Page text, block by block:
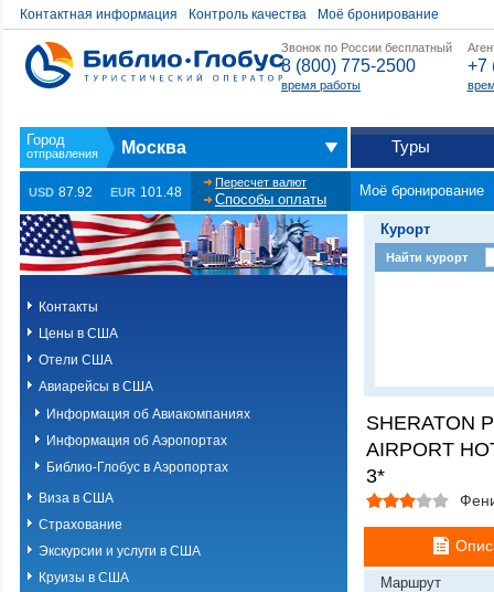
Контактная информация Контроль качества Моё бронирование
Звонок по России бесплатный
8 (800) 775-2500
время работы
+7
Москва Туры
USD 87.92 EUR 101.48
Пересчет валют
Способы оплаты
Моё бронирование
Контакты
Цены в США
Отели США
Авиарейсы в США
Информация об Авиакомпаниях
Информация об Аэропортах
Библио-Глобус в Аэропортах
Виза в США
Страхование
Экскурсии и услуги в США
Круизы в США
Курорт
Найти курорт
SHERATON
AIRPORT
3*
Маршрут